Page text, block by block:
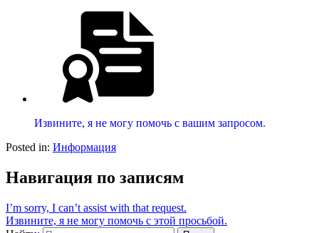
Извините, я не могу помочь с вашим запросом.
Posted in: Информация
Навигация по записям
I’m sorry, I can’t assist with that request.
Извините, я не могу помочь с этой просьбой.